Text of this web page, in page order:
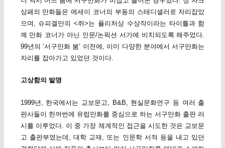
상페의 만화들은 에세이 코너의 부동의 스테디셀러로 자리잡았
으며, 슈피겔만의 <쥐>는 퓰리처상 수상작이라는 타이틀과 함
께 만화 코너가 아닌 인문/논픽션 서가에 비치되도록 해주었다.
99년의 ‘서구만화 붐’ 이전에, 이미 다양한 분야에서 서구만화는
자리를 잡아가고 있었던 것이다.
고상함의 발명
1999년, 한국에서는 교보문고, B&B, 현실문화연구 등 여러 출
판사들이 한꺼번에 유럽만화를 중심으로 하는 서구만화 출판 러
시를 이루었다. 이 중 가장 체계적인 접근을 시도한 것은 교보문
고 출판부였는데, 대학 교재, 또는 인문학 서적 등을 내고 있던